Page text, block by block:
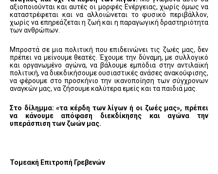
αξιοποιούνται και αυτές οι μορφές Ενέργειας, χωρίς όμως να
καταστρέφεται και να αλλοιώνεται το φυσικό περιβάλλον,
χωρίς να επηρεάζεται η ζωή και η παραγωγική δραστηριότητα
των ανθρώπων.
Μπροστά σε μια πολιτική που επιδεινώνει τις ζωές μας, δεν
πρέπει να μείνουμε θεατές. Έχουμε την δύναμη, με συλλογικό
και οργανωμένο αγώνα, να βάλουμε εμπόδια στην αντιλαϊκή
πολιτική, να διεκδικήσουμε ουσιαστικές ανάσες ανακούφισης,
να φέρουμε στο προσκήνιο την ικανοποίηση των σύγχρονων
αναγκών μας, να ζήσουμε καλύτερα εμείς και τα παιδιά μας.
Στο δίλημμα: «τα κέρδη των λίγων ή οι ζωές μας», πρέπει
να κάνουμε απόφαση διεκδίκησης και αγώνα την
υπεράσπιση των ζωών μας.
Τομεακή Επιτροπή Γρεβενών